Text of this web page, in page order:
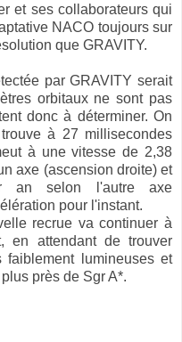
et ses collaborateurs qui
NACO toujours sur
que GRAVITY.
par GRAVITY serait
orbitaux ne sont pas
donc à déterminer. On
à 27 millisecondes
à une vitesse de 2,38
axe (ascension droite) et
an selon l'autre axe
pour l'instant.
recrue va continuer à
en attendant de trouver
faiblement lumineuses et
près de Sgr A*.